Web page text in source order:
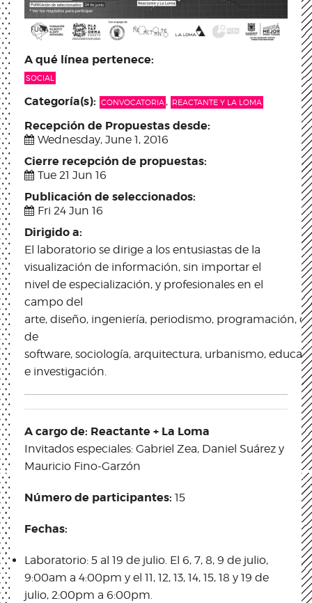
A qué línea pertenece:
SOCIAL
Categoría(s): CONVOCATORIA , REACTANTE Y LA LOMA
Recepción de Propuestas desde:
Wednesday, June 1, 2016
Cierre recepción de propuestas:
Tue 21 Jun 16
Publicación de seleccionados:
Fri 24 Jun 16
Dirigido a:
El laboratorio se dirige a los entusiastas de la
visualización de información, sin importar el
nivel de especialización, y profesionales en el
campo del
arte, diseño, ingeniería, periodismo, programación,
de
software, sociología, arquitectura, urbanismo,
e investigación.
A cargo de: Reactante + La Loma
Invitados especiales: Gabriel Zea, Daniel Suárez y
Mauricio Fino-Garzón
Número de participantes: 15
Fechas:
Laboratorio: 5 al 19 de julio. El 6, 7, 8, 9 de julio,
9:00am a 4:00pm y el 11, 12, 13, 14, 15, 18 y 19 de
julio, 2:00pm a 6:00pm.